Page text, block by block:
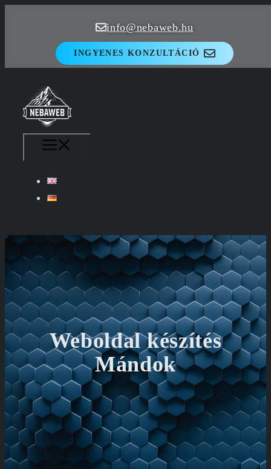
info@nebaweb.hu
INGYENES KONZULTÁCIÓ
Weboldal készítés
Mándok